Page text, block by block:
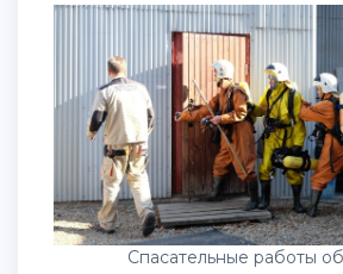
Спасательные работы